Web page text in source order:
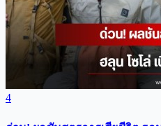
4